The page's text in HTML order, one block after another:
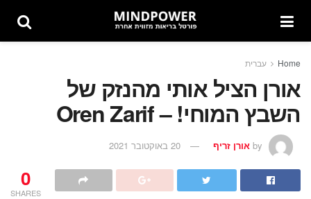
Home עברית
אורן הציל אותי מהנזק של
השבץ המוחי! – Oren Zarif
by אורן זריף 20 באוקטובר 2021
0
SHARES